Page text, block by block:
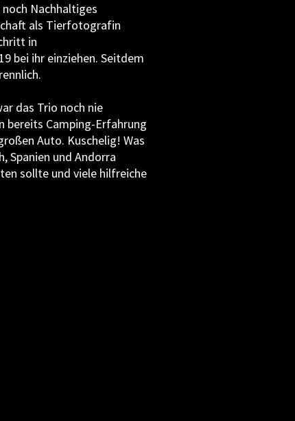
Nachhaltiges
als Tierfotografin
in
bei ihr einziehen. Seitdem
das Trio noch nie
bereits Camping-Erfahrung
Auto. Kuschelig! Was
Spanien und Andorra
sollte und viele hilfreiche